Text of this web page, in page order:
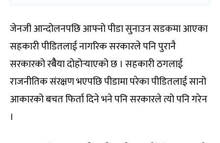
जेनजी आन्दोलनपछि आफ्नो पीडा सुनाउन सडकमा आएका
सहकारी पीडितलाई नागरिक सरकारले पनि पुरानै
सरकारको रबैैया दोहोर्‍याएको छ । सहकारी ठगलाई
राजनीतिक संरक्षण भएपछि पीडामा परेका पीडितलाई सानो
आकारको बचत फिर्ता दिने भने पनि सरकारले त्यो पनि गरेन
।